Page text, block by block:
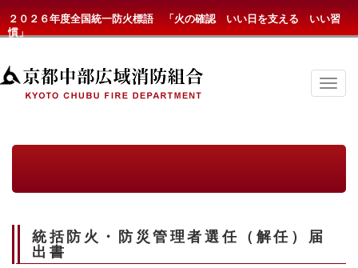
２０２６年度全国統一防火標語 「火の確認 いい日を支える いい習
慣」
京
都
組
ュ
統括防火・防災管理者選任（解任）届
出書